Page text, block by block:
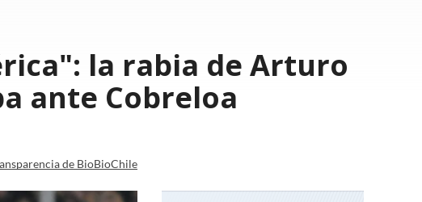
la rabia de Arturo
ante Cobreloa
de BioBioChile